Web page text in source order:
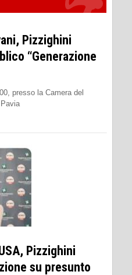
Pizzighini
“Generazione
presso la Camera del
Pizzighini
su presunto